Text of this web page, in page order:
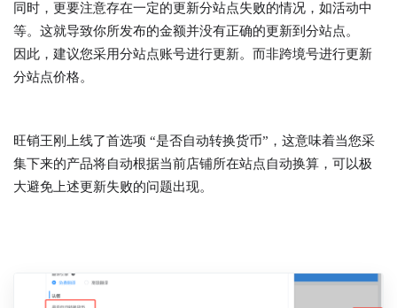
同时，更要注意存在一定的更新分站点失败的情况，如活动中
等。这就导致你所发布的金额并没有正确的更新到分站点。
因此，建议您采用分站点账号进行更新。而非跨境号进行更新
分站点价格。
旺销王刚上线了首选项 “是否自动转换货币”，这意味着当您采
集下来的产品将自动根据当前店铺所在站点自动换算，可以极
大避免上述更新失败的问题出现。